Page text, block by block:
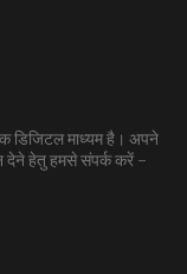
डिजिटल माध्यम है। अपने
देने हेतु हमसे संपर्क करें -